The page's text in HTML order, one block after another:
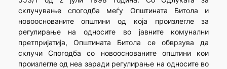
склучување спогодба меѓу Општината Битола и
новооснованите општини од која произлегле за
регулирање на односите во јавните комунални
претпријатија, Општината Битола се обврзува да
склучи Спогодба со новооснованите општини кои
произлегле од неа заради регулирање на односите во